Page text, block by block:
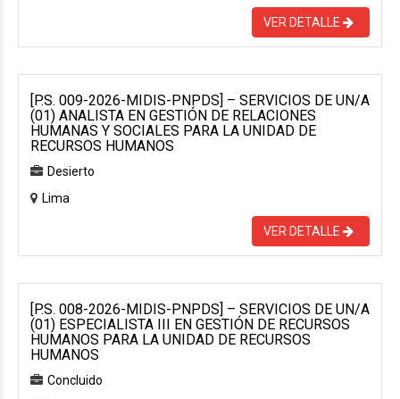
VER DETALLE
[P.S. 009-2026-MIDIS-PNPDS] – SERVICIOS DE UN/A
(01) ANALISTA EN GESTIÓN DE RELACIONES
HUMANAS Y SOCIALES PARA LA UNIDAD DE
RECURSOS HUMANOS
Desierto
Lima
VER DETALLE
[P.S. 008-2026-MIDIS-PNPDS] – SERVICIOS DE UN/A
(01) ESPECIALISTA III EN GESTIÓN DE RECURSOS
HUMANOS PARA LA UNIDAD DE RECURSOS
HUMANOS
Concluido